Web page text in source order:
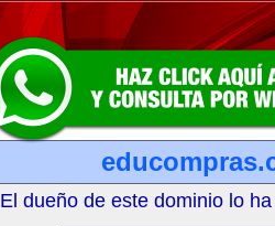
El dueño de este dominio lo